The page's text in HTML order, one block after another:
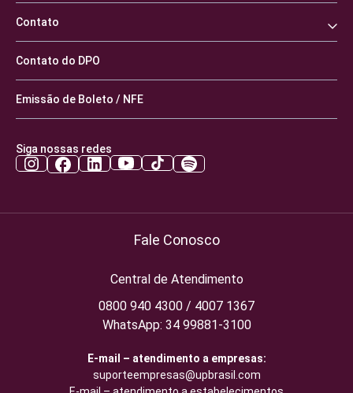
Contato
Contato do DPO
Emissão de Boleto / NFE
Siga nossas redes
Fale Conosco
Central de Atendimento
0800 940 4300 / 4007 1367
WhatsApp: 34 99881-3100
E-mail – atendimento a empresas:
suporteempresas@upbrasil.com